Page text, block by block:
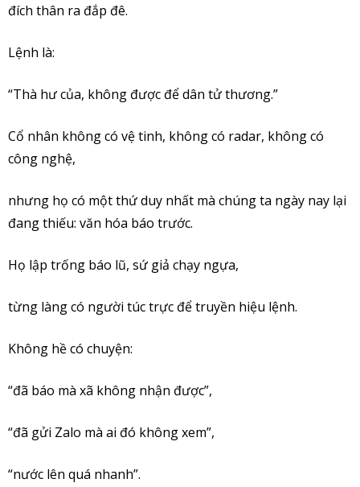
đích thân ra đắp đê.
Lệnh là:
“Thà hư của, không được để dân tử thương.”
Cổ nhân không có vệ tinh, không có radar, không có
công nghệ,
nhưng họ có một thứ duy nhất mà chúng ta ngày nay lại
đang thiếu: văn hóa báo trước.
Họ lập trống báo lũ, sứ giả chạy ngựa,
từng làng có người túc trực để truyền hiệu lệnh.
Không hề có chuyện:
“đã báo mà xã không nhận được”,
“đã gửi Zalo mà ai đó không xem”,
“nước lên quá nhanh”.